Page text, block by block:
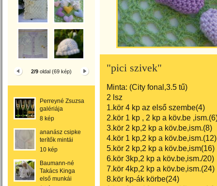
2/9 oldal (69 kép)
Perreyné Zsuzsa
galériája
8 kép
ananász csipke
terítők mintái
10 kép
Baumann-né
Takács Kinga
első munkái
"pici szivek"
Minta: (City fonal,3.5 tű)
2 lsz
1.kör 4 kp az első szembe(4)
2.kör 1 kp , 2 kp a köv.be
3.kör 2 kp,2 kp a köv.be,ism.(8)
4.kör 1 kp,2 kp a köv.be,ism.(12)
5.kör 2 kp,2 kp a köv.be,ism(16)
6.kör 3kp,2 kp a köv.be,ism./20)
7.kör 4kp,2 kp a köv.be,ism.(24)
8.kör kp-ák körbe(24)